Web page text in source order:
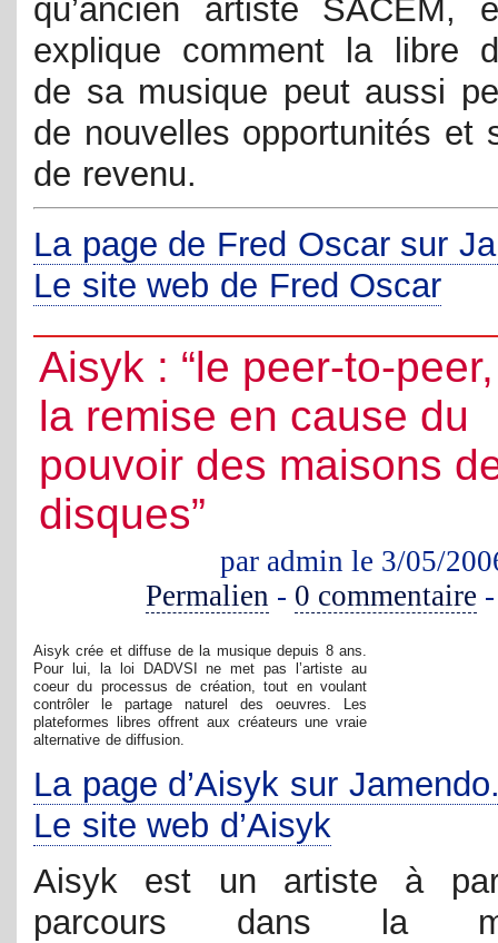
qu’ancien artiste SACEM,
explique comment la libre
de sa musique peut aussi
de nouvelles opportunités et
de revenu.
La page de Fred Oscar sur
Le site web de Fred Oscar
Aisyk : “le peer-to-
la remise en cause du
pouvoir des maisons
disques”
par admin le 3/05/
Permalien - 0 commentaire
Aisyk crée et diffuse de la musique depuis 8 ans.
Pour lui, la loi DADVSI ne met pas l’artiste au
coeur du processus de création, tout en voulant
contrôler le partage naturel des oeuvres. Les
plateformes libres offrent aux créateurs une vraie
alternative de diffusion.
La page d’Aisyk sur
Le site web d’Aisyk
Aisyk est un artiste à
parcours dans la